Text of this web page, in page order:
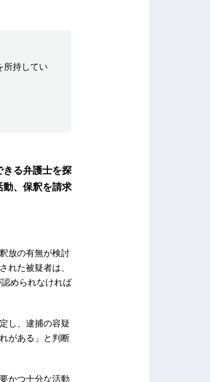
所持してい
きる弁護士を探
動、保釈を請求
放の有無が検討
れた被疑者は、
められなければ
し、逮捕の容疑
がある」と判断
かつ十分な活動